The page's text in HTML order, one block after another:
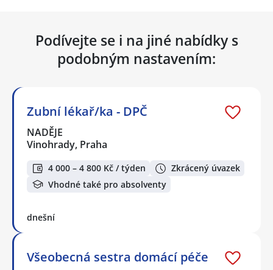
Podívejte se i na jiné nabídky s
podobným nastavením:
Zubní lékař/ka - DPČ
NADĚJE
Vinohrady, Praha
4 000 – 4 800 Kč / týden
Zkrácený úvazek
Vhodné také pro absolventy
dnešní
Všeobecná sestra domácí péče